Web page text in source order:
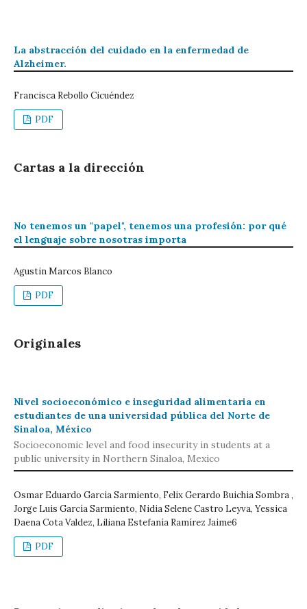
La abstracción del cuidado en la enfermedad de
Alzheimer.
Francisca Rebollo Cicuéndez
PDF
Cartas a la dirección
No tenemos un "papel", tenemos una profesión: por qué
el lenguaje sobre nosotras importa
Agustin Marcos Blanco
PDF
Originales
Nivel socioeconómico e inseguridad alimentaria en
estudiantes de una universidad pública del Norte de
Sinaloa, México
Socioeconomic level and food insecurity in students at a
public university in Northern Sinaloa, Mexico
Osmar Eduardo García Sarmiento, Felix Gerardo Buichia Sombra ,
Jorge Luis García Sarmiento, Nidia Selene Castro Leyva, Yessica
Daena Cota Valdez, Liliana Estefanía Ramírez Jaime6
PDF